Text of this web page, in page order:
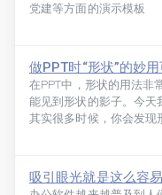
党建等方面的演示模板
做PPT时“形状”的妙
在PPT中，形状的用法非
能见到形状的影子。今天
其实很多时候，你会发现
吸引眼光就是这么容